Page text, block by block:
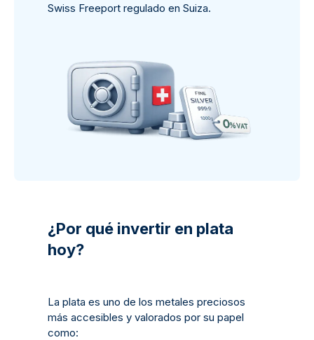
Swiss Freeport regulado en Suiza.
¿Por qué invertir en plata
hoy?
La plata es uno de los metales preciosos
más accesibles y valorados por su papel
como: